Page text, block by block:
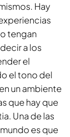
Hay
tengan
a los
el
el tono del
un ambiente
que hay que
Una de las
es que